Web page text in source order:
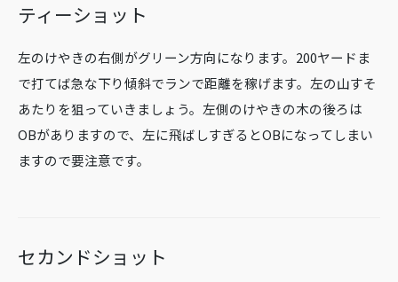
ティーショット
左のけやきの右側がグリーン方向になります。200ヤードま
で打てば急な下り傾斜でランで距離を稼げます。左の山すそ
あたりを狙っていきましょう。左側のけやきの木の後ろは
OBがありますので、左に飛ばしすぎるとOBになってしまい
ますので要注意です。
セカンドショット